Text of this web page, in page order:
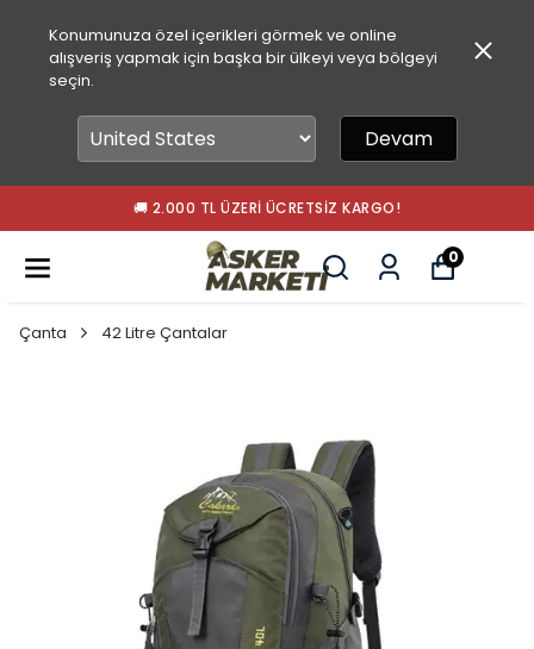
Konumunuza özel içerikleri görmek ve online
alışveriş yapmak için başka bir ülkeyi veya bölgeyi
seçin.
Devam
🚚 2.000 TL ÜZERI ÜCRETSIZ KARGO!
0
Çanta 42 Litre Çantalar